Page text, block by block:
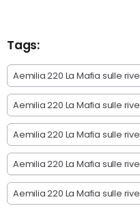
Tags:
Aemilia 220 La Mafia sulle
Aemilia 220 La Mafia sulle
Aemilia 220 La Mafia sulle
Aemilia 220 La Mafia sulle
Aemilia 220 La Mafia sulle